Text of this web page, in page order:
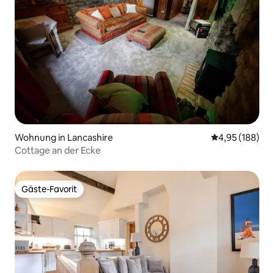
Wohnung in Lancashire
4,95 (188)
Cottage an der Ecke
Gäste-Favorit
Gäste-Favorit